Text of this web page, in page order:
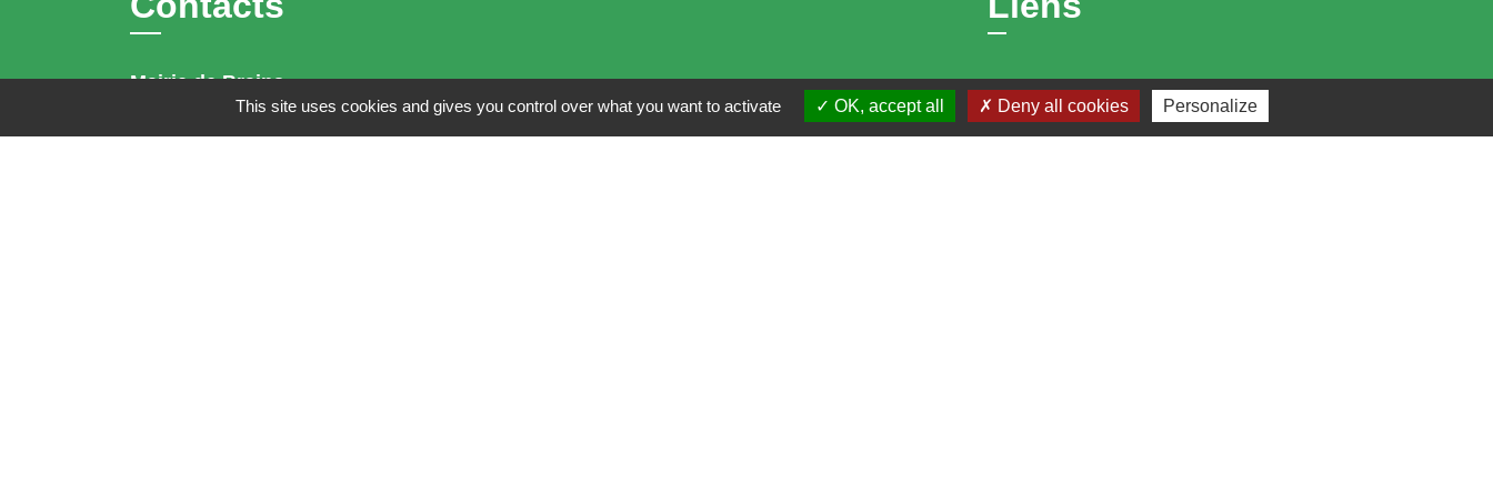
Mairie de Brains
2 place de la Mairie
44830 Brains - FRANCE
Bibliothèque municipale de Brains
Nantes Métropole
This site uses cookies and gives you control over what you want to activate OK, accept all Deny all cookies Personalize